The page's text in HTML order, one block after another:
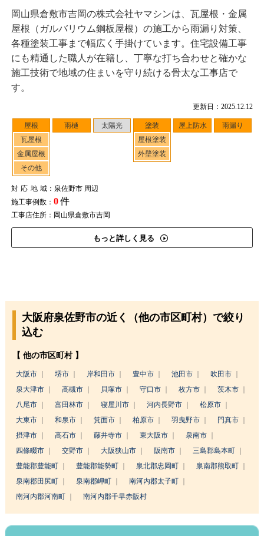
更新日：2025.12.12
屋根
瓦屋根
金属屋根
その他
雨樋 太陽光
塗装
屋根塗装
外壁塗装
屋上防水 雨漏り
対応地域：泉佐野市 周辺
施工事例数： 0件
工事店住所：岡山県倉敷市吉岡
もっと詳しく見る
岡山県倉敷市吉岡の株式会社ヤマシンは、瓦屋根・金属
屋根（ガルバリウム鋼板屋根）の施工から雨漏り対策、
各種塗装工事まで幅広く手掛けています。住宅設備工事
にも精通した職人が在籍し、丁寧な打ち合わせと確かな
施工技術で地域の住まいを守り続ける骨太な工事店で
す。
大阪府泉佐野市の近く（他の市区町村）で絞り
込む
【 他の市区町村 】
大阪市 堺市 岸和田市 豊中市 池田市
吹田市
泉大津市
高槻市 貝塚市 守口市 枚方市
茨木市
八尾市
富田林市 寝屋川市 河内長野市
松原市
大東市
和泉市 箕面市 柏原市 羽曳野市
門真市
摂津市
高石市 藤井寺市 東大阪市
泉南市
四條畷市
交野市 大阪狭山市 阪南市
三島郡島本町
豊能郡豊能町
豊能郡能勢町 泉北郡忠岡町
泉南郡熊取町
泉南郡田尻町
泉南郡岬町
南河内郡太子町
南河内郡河南町
南河内郡千早赤阪村